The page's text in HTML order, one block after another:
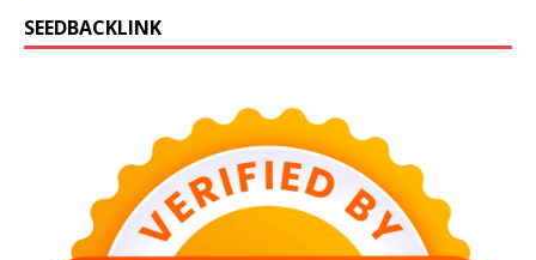
SEEDBACKLINK